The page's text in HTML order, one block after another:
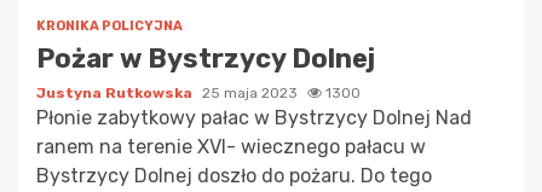
KRONIKA POLICYJNA
Pożar w Bystrzycy Dolnej
Justyna Rutkowska 25 maja 2023 1300
Płonie zabytkowy pałac w Bystrzycy Dolnej Nad
ranem na terenie XVI- wiecznego pałacu w
Bystrzycy Dolnej doszło do pożaru. Do tego